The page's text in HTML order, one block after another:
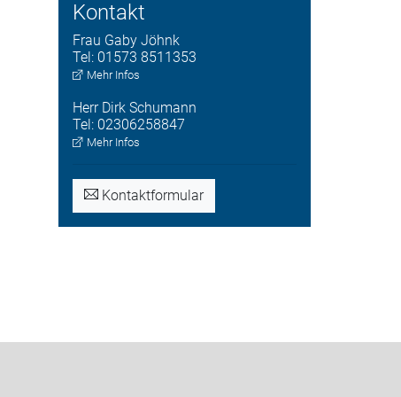
Kontakt
Frau Gaby Jöhnk
Tel: 01573 8511353
Mehr Infos
Herr Dirk Schumann
Tel: 02306258847
Mehr Infos
Kontaktformular